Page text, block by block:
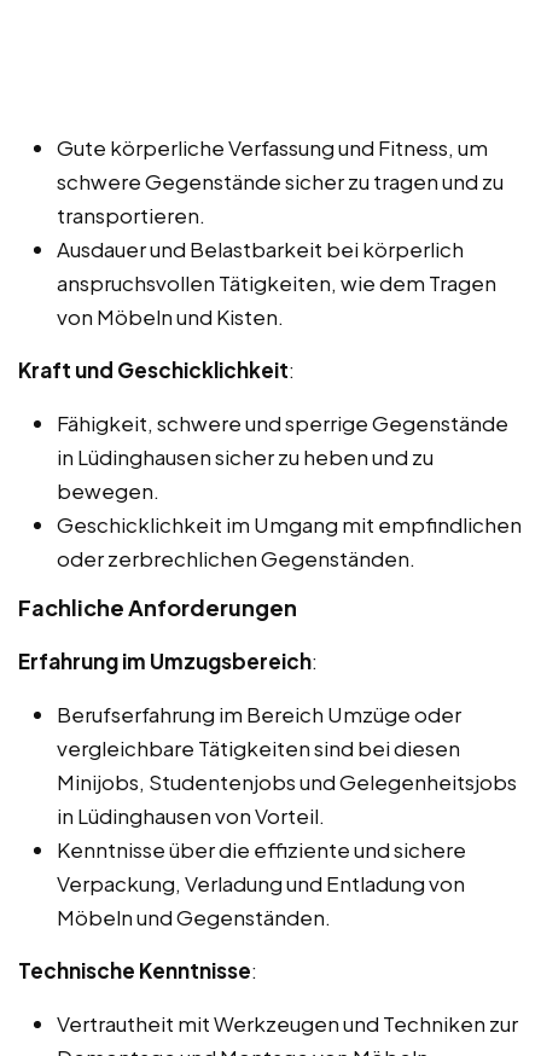
Gute körperliche Verfassung und Fitness, um
schwere Gegenstände sicher zu tragen und zu
transportieren.
Ausdauer und Belastbarkeit bei körperlich
anspruchsvollen Tätigkeiten, wie dem Tragen
von Möbeln und Kisten.
Kraft und Geschicklichkeit:
Fähigkeit, schwere und sperrige Gegenstände
in Lüdinghausen sicher zu heben und zu
bewegen.
Geschicklichkeit im Umgang mit empfindlichen
oder zerbrechlichen Gegenständen.
Fachliche Anforderungen
Erfahrung im Umzugsbereich:
Berufserfahrung im Bereich Umzüge oder
vergleichbare Tätigkeiten sind bei diesen
Minijobs, Studentenjobs und Gelegenheitsjobs
in Lüdinghausen von Vorteil.
Kenntnisse über die effiziente und sichere
Verpackung, Verladung und Entladung von
Möbeln und Gegenständen.
Technische Kenntnisse:
Vertrautheit mit Werkzeugen und Techniken zur